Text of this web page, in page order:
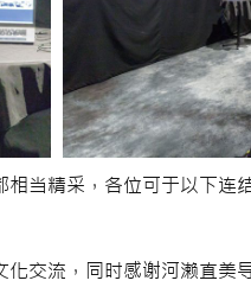
当精采，各位可于以下连
交流，同时感谢河濑直美